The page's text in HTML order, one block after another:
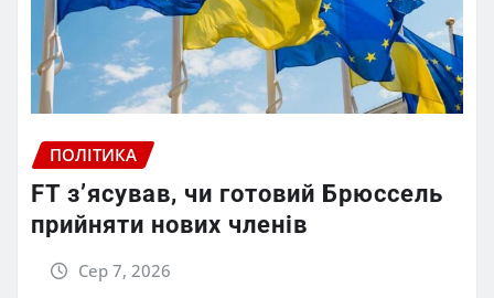
ПОЛІТИКА
FT зʼясував, чи готовий Брюссель
прийняти нових членів
Сер 7, 2026